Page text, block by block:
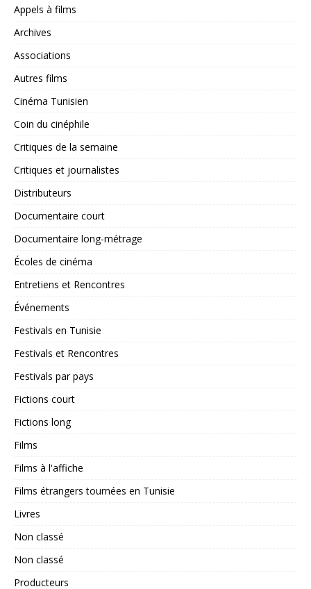
Appels à films
Archives
Associations
Autres films
Cinéma Tunisien
Coin du cinéphile
Critiques de la semaine
Critiques et journalistes
Distributeurs
Documentaire court
Documentaire long-métrage
Écoles de cinéma
Entretiens et Rencontres
Événements
Festivals en Tunisie
Festivals et Rencontres
Festivals par pays
Fictions court
Fictions long
Films
Films à l'affiche
Films étrangers tournées en Tunisie
Livres
Non classé
Non classé
Producteurs